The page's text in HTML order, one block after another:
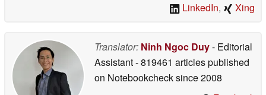
LinkedIn, Xing
Translator: Ninh Ngoc Duy- Editorial
Assistant- 819461 articles published
on Notebookchecksince 2008